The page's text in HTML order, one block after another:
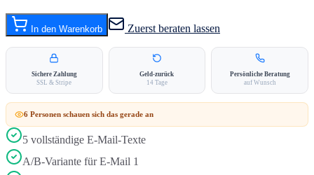
In den Warenkorb Zuerst beraten lassen
Sichere Zahlung
SSL & Stripe
Geld-zurück
14 Tage
Persönliche Beratung
auf Wunsch
6 Personen schauen sich das gerade an
5 vollständige E-Mail-Texte
A/B-Variante für E-Mail 1